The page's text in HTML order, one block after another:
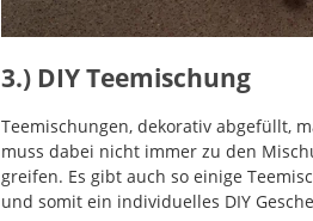
3.) DIY Teemischung
Teemischungen, dekorativ abgefüllt,
muss dabei nicht immer zu den
greifen. Es gibt auch so einige
und somit ein individuelles DIY